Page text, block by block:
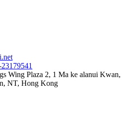
Wing Plaza 2, 1 Ma ke alanui Kwan,
NT, Hong Kong